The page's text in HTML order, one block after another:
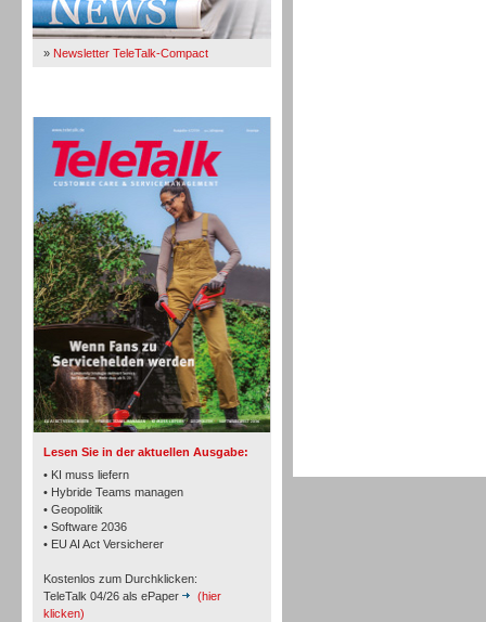
» Newsletter TeleTalk-Compact
Lesen Sie in der aktuellen Ausgabe:
• KI muss liefern
• Hybride Teams managen
• Geopolitik
• Software 2036
• EU AI Act Versicherer
Kostenlos zum Durchklicken:
TeleTalk 04/26 als ePaper
(hier
klicken)
TK- und ACD-Systeme
Workforce-Management